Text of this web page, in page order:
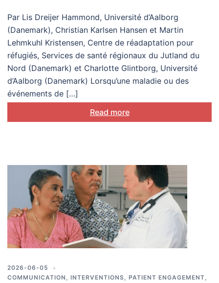
Continuous Challenges,
IMACC) : Comprendre et
accompagner l’adaptation
biopsychosociale
Par Lis Dreijer Hammond, Université d’Aalborg
(Danemark), Christian Karlsen Hansen et Martin
Lehmkuhl Kristensen, Centre de réadaptation pour
réfugiés, Services de santé régionaux du Jutland du
Nord (Danemark) et Charlotte Glintborg, Université
d’Aalborg (Danemark) Lorsqu’une maladie ou des
événements de […]
Read more
2026-06-05
COMMUNICATION , INTERVENTIONS, PATIENT ENGAGEMENT,